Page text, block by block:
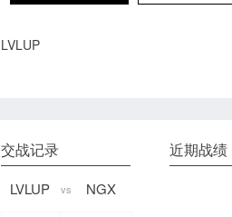
LVLUP
近期战绩
交战记录
LVLUP vs NGX